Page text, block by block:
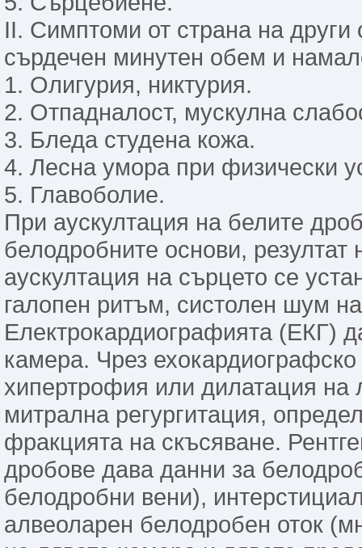
ІІ. Симптоми от страна на
сърдечен минутен обем и
1. Олигурия, никтурия.
2. Отпадналост, мускулна
3. Бледа студена кожа.
4. Лесна умора при физически
5. Главоболие.
При аускултация на белите
белодробните основи,
аускултация на сърцето се
галопен ритъм, систолен шум
Електрокардиографията (ЕКГ)
камера. Чрез
хипертрофия или дилатация на
митрална регургитация,
фракцията на скъсяване.
дробове дава данни за
белодробни вени),
алвеоларен белодробен оток